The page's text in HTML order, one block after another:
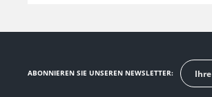
ABONNIEREN SIE UNSEREN NEWSLETTER: